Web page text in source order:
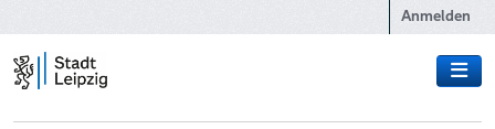
Anmelden